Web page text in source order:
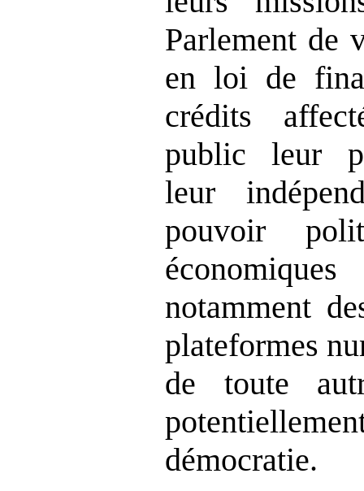
Parlement de
en loi de
crédits
public leur
leur
pouvoir
notamment
plateformes
de toute
démocratie.